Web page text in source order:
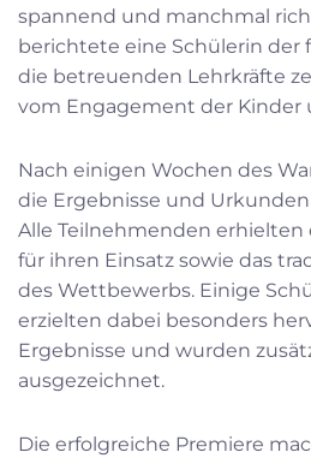
spannend und manchmal
berichtete eine Schülerin der
die betreuenden Lehrkräfte
vom Engagement der Kinder
Nach einigen Wochen des
die Ergebnisse und
Alle Teilnehmenden
für ihren Einsatz sowie das
des Wettbewerbs. Einige
erzielten dabei besonders
Ergebnisse und wurden
ausgezeichnet.
Die erfolgreiche Premiere